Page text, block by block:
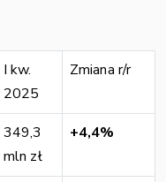
I kw.
2025
Zmiana r/r
349,3
mln zł
+4,4%